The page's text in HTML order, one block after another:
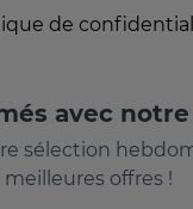
de
avec
sélection
meilleures offres !